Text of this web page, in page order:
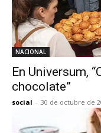
NACIONAL
En Universum,
chocolate”
social - 30 de octubre de